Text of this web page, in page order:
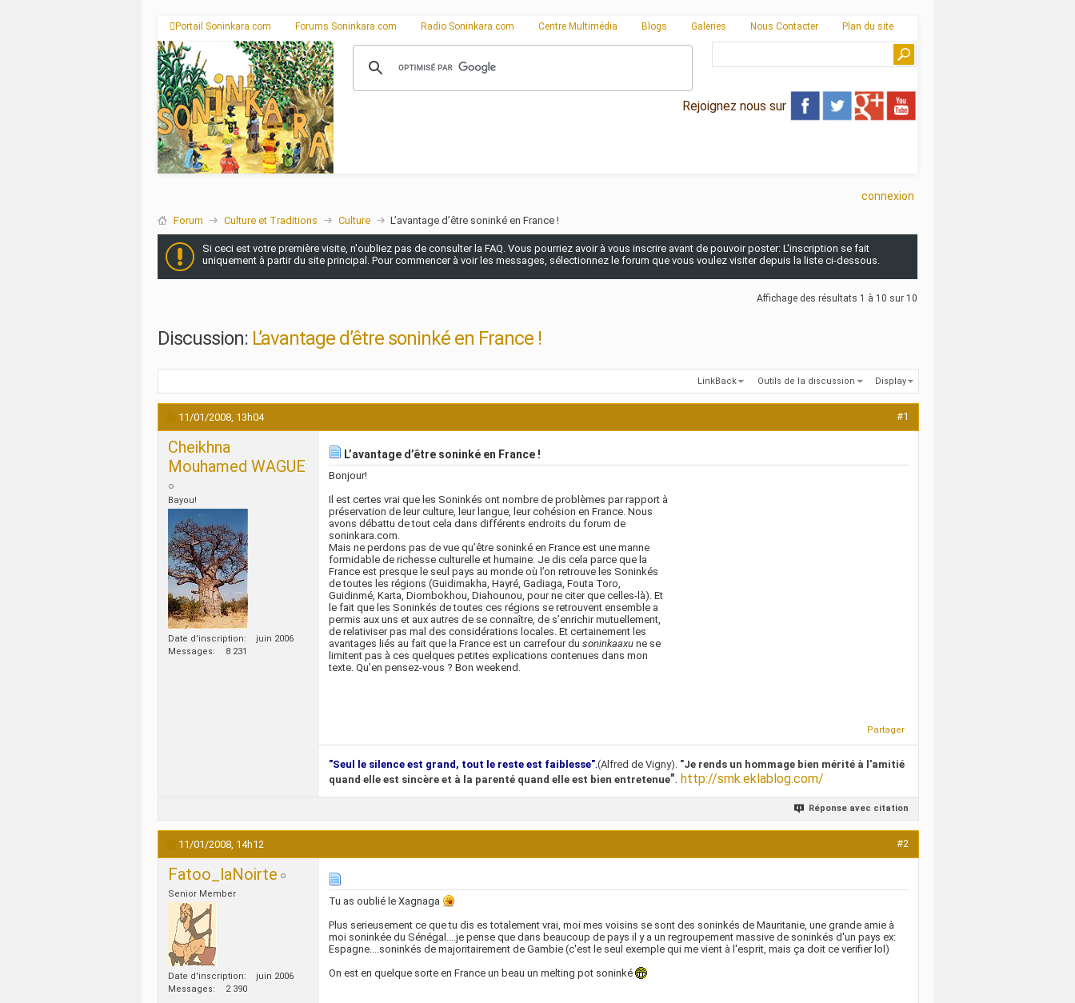
Portail Soninkara.com Forums Soninkara.com Radio Soninkara.com Centre Multimédia Blogs Galeries Nous Contacter Plan du site
Rejoignez nous sur
connexion
Forum Culture et Traditions Culture L’avantage d’être soninké en France !
Si ceci est votre première visite, n'oubliez pas de consulter la FAQ. Vous pourriez avoir à vous inscrire avant de pouvoir poster: L'inscription se fait
uniquement à partir du site principal. Pour commencer à voir les messages, sélectionnez le forum que vous voulez visiter depuis la liste ci-dessous.
Affichage des résultats 1 à 10 sur 10
Discussion: L’avantage d’être soninké en France !
LinkBack Outils de la discussion Display
11/01/2008, 13h04 #1
Cheikhna
Mouhamed WAGUE
Bayou!
Date d'inscription
juin 2006
Messages
8 231
L’avantage d’être soninké en France !
Bonjour!
Il est certes vrai que les Soninkés ont nombre de problèmes par rapport à
préservation de leur culture, leur langue, leur cohésion en France. Nous
avons débattu de tout cela dans différents endroits du forum de
soninkara.com.
Mais ne perdons pas de vue qu’être soninké en France est une manne
formidable de richesse culturelle et humaine. Je dis cela parce que la
France est presque le seul pays au monde où l’on retrouve les Soninkés
de toutes les régions (Guidimakha, Hayré, Gadiaga, Fouta Toro,
Guidinmé, Karta, Diombokhou, Diahounou, pour ne citer que celles-là). Et
le fait que les Soninkés de toutes ces régions se retrouvent ensemble a
permis aux uns et aux autres de se connaître, de s’enrichir mutuellement,
de relativiser pas mal des considérations locales. Et certainement les
avantages liés au fait que la France est un carrefour du soninkaaxu ne se
limitent pas à ces quelques petites explications contenues dans mon
texte. Qu’en pensez-vous ? Bon weekend.
Partager
"Seul le silence est grand, tout le reste est faiblesse".(Alfred de Vigny). "Je rends un hommage bien mérité à l'amitié
quand elle est sincère et à la parenté quand elle est bien entretenue". http://smk.eklablog.com/
Réponse avec citation
11/01/2008, 14h12 #2
Fatoo_laNoirte
Senior Member
Date d'inscription
juin 2006
Messages
2 390
Tu as oublié le Xagnaga
Plus serieusement ce que tu dis es totalement vrai, moi mes voisins se sont des soninkés de Mauritanie, une grande amie à
moi soninkée du Sénégal....je pense que dans beaucoup de pays il y a un regroupement massive de soninkés d'un pays ex:
Espagne....soninkés de majoritairement de Gambie (c'est le seul exemple qui me vient à l'esprit, mais ça doit ce verifier lol)
On est en quelque sorte en France un beau un melting pot soninké